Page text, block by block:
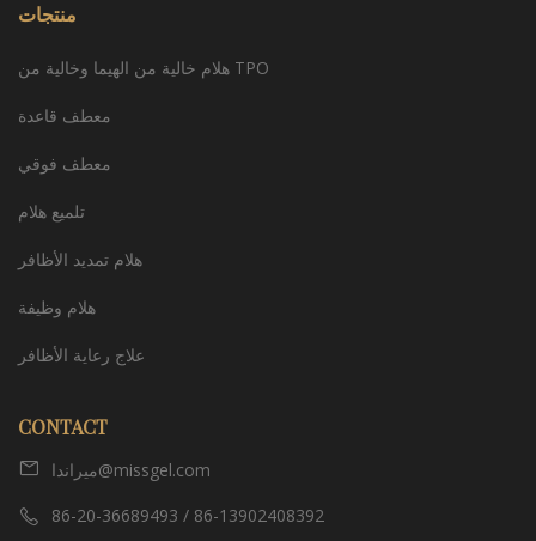
منتجات
هلام خالية من الهيما وخالية من TPO
معطف قاعدة
معطف فوقي
تلميع هلام
هلام تمديد الأظافر
هلام وظيفة
علاج رعاية الأظافر
CONTACT
ميراندا@missgel.com
86-20-36689493 / 86-13902408392